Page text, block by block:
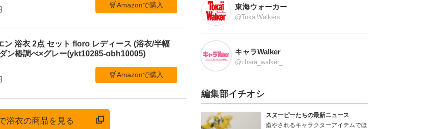
Amazonで購入
ン 浴衣 2点 セット floro レディース (浴衣/半幅
ン椿調べ×グレー(ykt10285-obh10005)
Amazonで購入
浴衣の商品を見る
東海ウォーカー
@TokaiWalkers
キャラWalker
@chara_walker_
編集部イチオシ
スヌーピーたちの最新ニュース
癒やされるキャラクターアイテムでほ